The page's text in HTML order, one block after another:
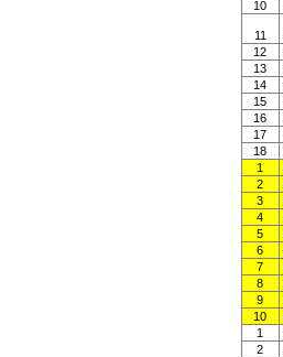
10
11
12
13
14
15
16
17
18
1
2
3
4
5
6
7
8
9
10
1
2